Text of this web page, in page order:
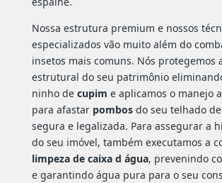
Nossa estrutura premium e nossos
especializados vão muito além do
insetos mais comuns. Nós protegemos
estrutural do seu patrimônio
ninho de cupim e aplicamos o manejo
para afastar pombosdo seu telhado
segura e legalizada. Para assegurar a
do seu imóvel, também executamos a
limpeza de caixa d água, prevenindo
e garantindo água pura para o seu